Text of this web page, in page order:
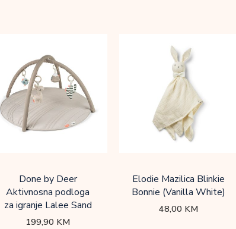
Done by Deer
Aktivnosna podloga
za igranje Lalee Sand
199,90 KM
Elodie Mazilica Blinkie
Bonnie (Vanilla White)
48,00 KM